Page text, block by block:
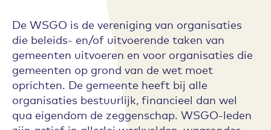
De WSGO is de vereniging van organisaties
die beleids- en/of uitvoerende taken van
gemeenten uitvoeren en voor organisaties die
gemeenten op grond van de wet moet
oprichten. De gemeente heeft bij alle
organisaties bestuurlijk, financieel dan wel
qua eigendom de zeggenschap. WSGO-leden